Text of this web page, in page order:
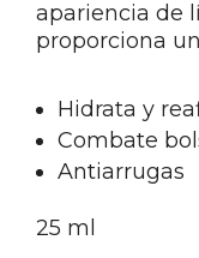
apariencia de
proporciona
Hidrata y
Combate
Antiarrugas
25 ml